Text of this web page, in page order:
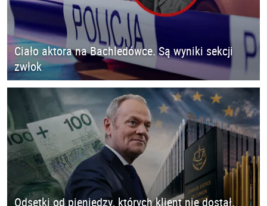
Ciało aktora na Bachledówce. Są wyniki sekcji
zwłok
Odsetki od pieniędzy, których klient nie dostał.